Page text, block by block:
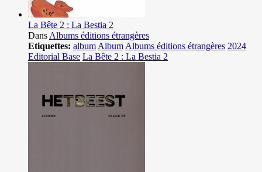
La Bête 2 : La Bestia 2
Dans Albums éditions étrangères
Etiquettes: album Album Albums éditions étrangères 2024
Editorial Base La Bête 2 : La Bestia 2